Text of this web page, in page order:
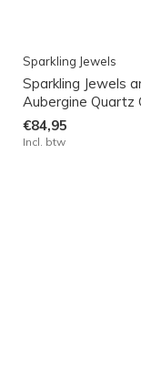
Sparkling Jewels
Sparkling Jewels
Aubergine Quartz
€84,95
Incl. btw